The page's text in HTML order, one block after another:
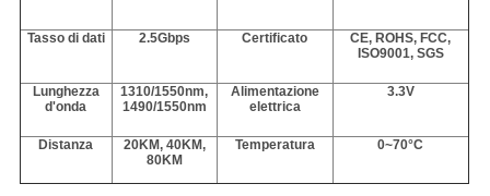
Tasso di dati 2.5Gbps Certificato
CE, ROHS, FCC,
ISO9001, SGS
Lunghezza
d'onda
1310/1550nm,
1490/1550nm
Alimentazione
elettrica
3.3V
Distanza
20KM, 40KM,
80KM
Temperatura 0~70°C